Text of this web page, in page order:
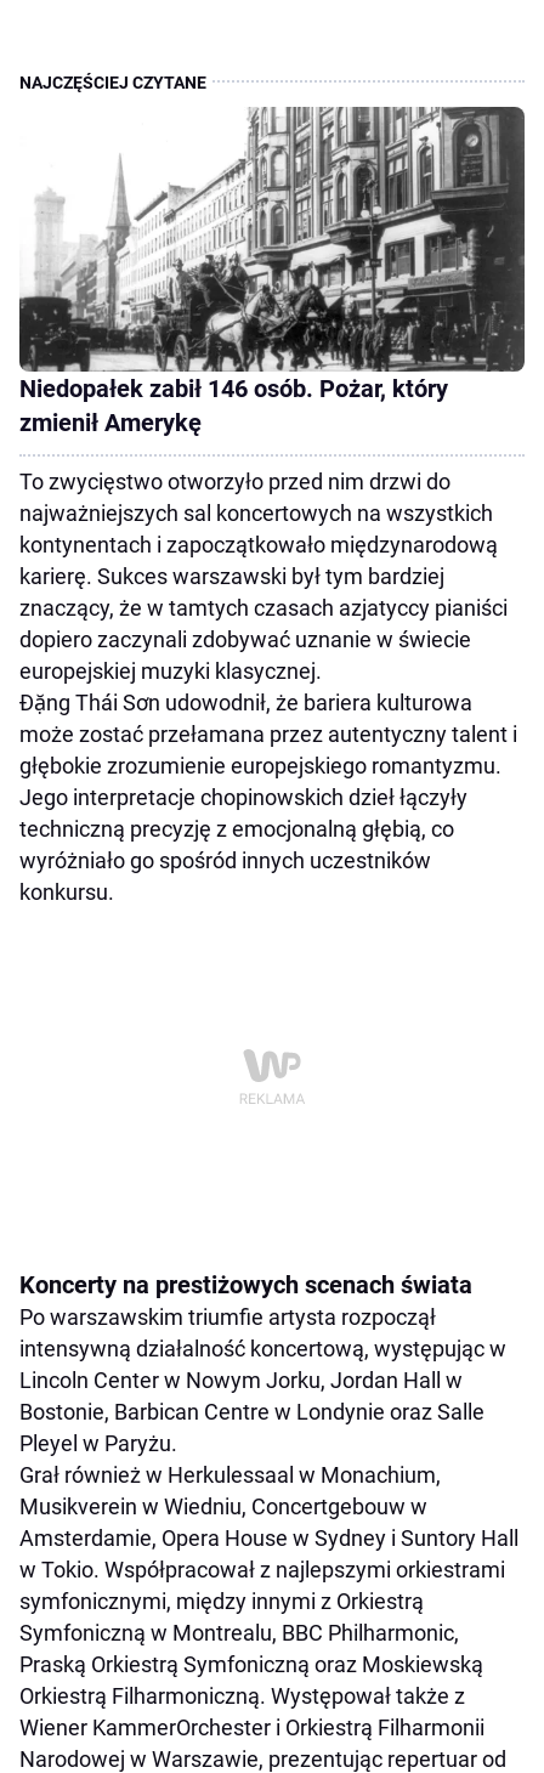
Niedopałek zabił 146 osób. Pożar, który
zmienił Amerykę
To zwycięstwo otworzyło przed nim drzwi do
najważniejszych sal koncertowych na wszystkich
kontynentach i zapoczątkowało międzynarodową
karierę. Sukces warszawski był tym bardziej
znaczący, że w tamtych czasach azjatyccy pianiści
dopiero zaczynali zdobywać uznanie w świecie
europejskiej muzyki klasycznej.
Đặng Thái Sơn udowodnił, że bariera kulturowa
może zostać przełamana przez autentyczny talent i
głębokie zrozumienie europejskiego romantyzmu.
Jego interpretacje chopinowskich dzieł łączyły
techniczną precyzję z emocjonalną głębią, co
wyróżniało go spośród innych uczestników
konkursu.
Koncerty na prestiżowych scenach świata
Po warszawskim triumfie artysta rozpoczął
intensywną działalność koncertową, występując w
Lincoln Center w Nowym Jorku, Jordan Hall w
Bostonie, Barbican Centre w Londynie oraz Salle
Pleyel w Paryżu.
Grał również w Herkulessaal w Monachium,
Musikverein w Wiedniu, Concertgebouw w
Amsterdamie, Opera House w Sydney i Suntory Hall
w Tokio. Współpracował z najlepszymi orkiestrami
symfonicznymi, między innymi z Orkiestrą
Symfoniczną w Montrealu, BBC Philharmonic,
Praską Orkiestrą Symfoniczną oraz Moskiewską
Orkiestrą Filharmoniczną. Występował także z
Wiener KammerOrchester i Orkiestrą Filharmonii
Narodowej w Warszawie, prezentując repertuar od